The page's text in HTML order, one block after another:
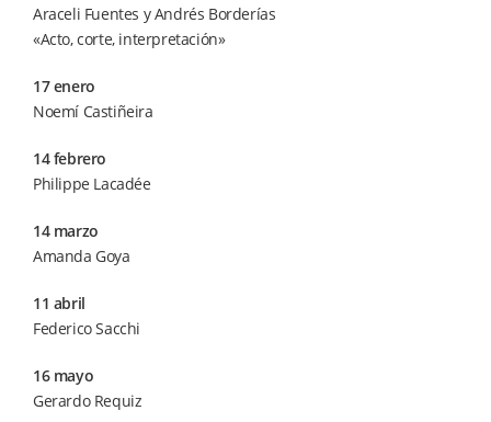
Araceli Fuentes y Andrés Borderías
«Acto, corte, interpretación»
17 enero
Noemí Castiñeira
14 febrero
Philippe Lacadée
14 marzo
Amanda Goya
11 abril
Federico Sacchi
16 mayo
Gerardo Requiz